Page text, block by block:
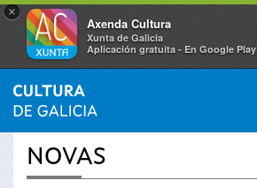
×
Axenda Cultura
Xunta de Galicia
Aplicación gratuíta - En Google Play
Vostede
está
INICIO › ACTUALIDADE
NOVAS